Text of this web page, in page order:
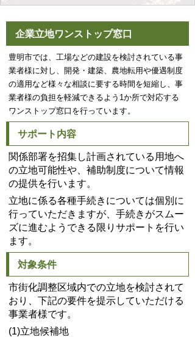
企業立地ワンストップ窓口
豊明市では、工場などの建設を検討されている事
業者様に対し、開発・建築、農地転用や優遇制度
の適用など様々な相談に要する時間を短縮し、事
業者様の負担を軽減できるよう1か所で対応する
ワンストップ窓口を行っています。
サポート内容
関係部署を招集し計画されている用地へ
の立地可能性や、補助制度について情報
の提供を行います。
立地に係る各種手続きについては個別に
行っていただきますが、手続きがスムー
ズに進むようできる限りサポートを行い
ます。
対象条件
市街化調整区域内での立地を検討されて
おり、下記の要件を提示していただける
事業者様です。
(1)立地候補地